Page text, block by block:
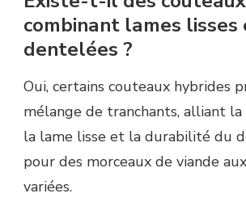
combinant lames lisses
dentelées ?
Oui, certains couteaux hybrides
mélange de tranchants, alliant la
la lame lisse et la durabilité du
pour des morceaux de viande
variées.